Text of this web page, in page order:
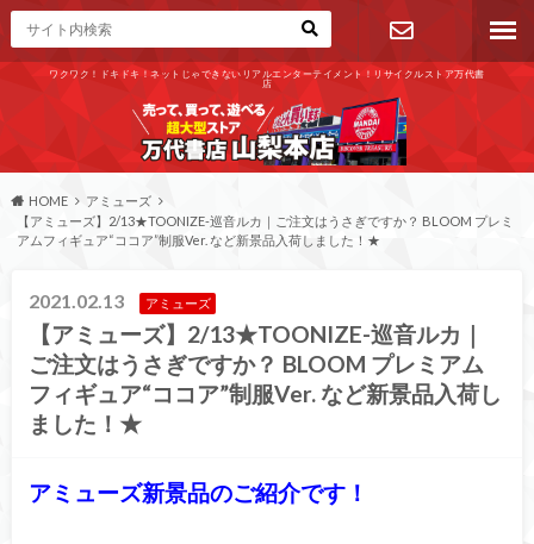
ワクワク！ドキドキ！ネットじゃできないリアルエンターテイメント！リサイクルストア万代書
店
お問い合わ
せ
HOME
アミューズ
【アミューズ】2/13★TOONIZE-巡音ルカ｜ご注文はうさぎですか？ BLOOM プレミ
アムフィギュア“ココア”制服Ver. など新景品入荷しました！★
2021.02.13 アミューズ
【アミューズ】2/13★TOONIZE-巡音ルカ｜
ご注文はうさぎですか？ BLOOM プレミアム
フィギュア“ココア”制服Ver. など新景品入荷し
ました！★
アミューズ新景品のご紹介です！